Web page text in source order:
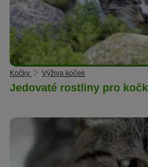
Kočky Výživa koček
Jedovaté rostliny pro